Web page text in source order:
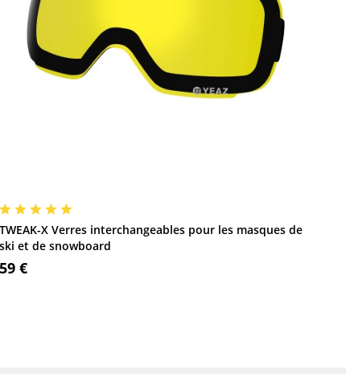
TWEAK-X Verres interchangeables pour les masques de
ski et de snowboard
59 €